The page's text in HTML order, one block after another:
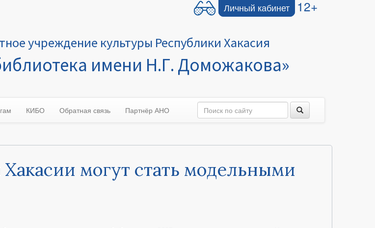
Личный кабинет 12+
учреждение культуры Республики Хакасия
имени Н.Г. Доможакова»
КИБО Обратная связь Партнёр АНО
могут стать модельными